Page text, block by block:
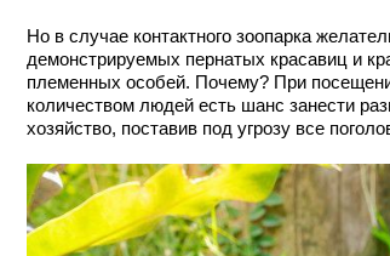
Но в случае контактного зоопарка
демонстрируемых пернатых красавиц и
племенных особей. Почему? При
количеством людей есть шанс занести
хозяйство, поставив под угрозу все